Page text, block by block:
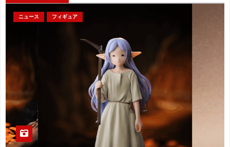
ニュース フィギュア